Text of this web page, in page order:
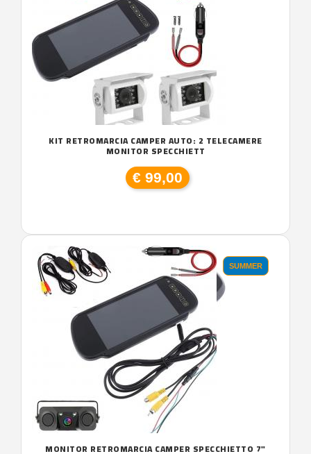
KIT RETROMARCIA CAMPER AUTO: 2 TELECAMERE
MONITOR SPECCHIETT
€ 99,00
SUMMER
MONITOR RETROMARCIA CAMPER SPECCHIETTO 7"